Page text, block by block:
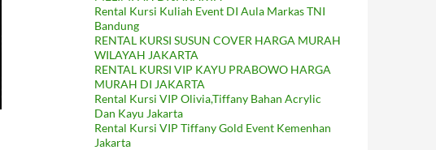
Rental Kursi Kuliah Event DI Aula Markas TNI
Bandung
RENTAL KURSI SUSUN COVER HARGA MURAH
WILAYAH JAKARTA
RENTAL KURSI VIP KAYU PRABOWO HARGA
MURAH DI JAKARTA
Rental Kursi VIP Olivia,Tiffany Bahan Acrylic
Dan Kayu Jakarta
Rental Kursi VIP Tiffany Gold Event Kemenhan
Jakarta